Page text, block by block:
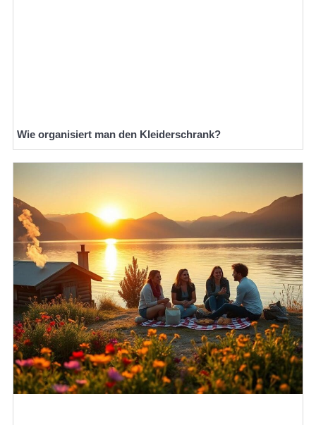
Wie organisiert man den Kleiderschrank?